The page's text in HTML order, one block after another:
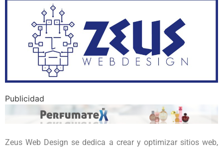
Publicidad
Zeus Web Design se dedica a crear y optimizar sitios web,